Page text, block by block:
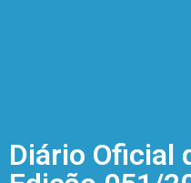
Diário Oficial